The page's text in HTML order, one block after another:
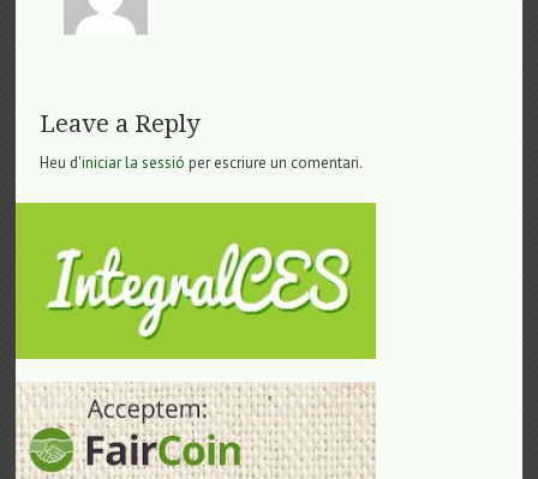
Leave a Reply
Heu d'iniciar la sessió per escriure un comentari.